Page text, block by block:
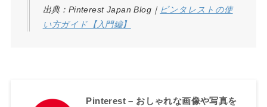
出典：Pinterest Japan Blog｜ ピンタレストの使
い方ガイド【入門編】
Pinterest – おしゃれな画像や写真を